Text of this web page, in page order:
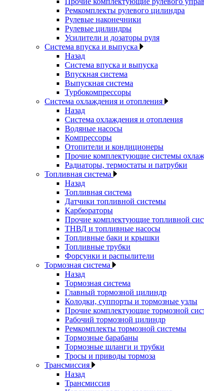
Ремкомплекты рулевого цилиндра
Рулевые наконечники
Рулевые цилиндры
Усилители и дозаторы руля
Система впуска и выпуска
Назад
Система впуска и выпуска
Впускная система
Выпускная система
Турбокомпрессоры
Система охлаждения и отопления
Назад
Система охлаждения и отопления
Водяные насосы
Компрессоры
Отопители и кондиционеры
Прочие комплектующие системы
Радиаторы, термостаты и патрубки
Топливная система
Назад
Топливная система
Датчики топливной системы
Карбюраторы
Прочие комплектующие топливной
ТНВД и топливные насосы
Топливные баки и крышки
Топливные трубки
Форсунки и распылители
Тормозная система
Назад
Тормозная система
Главный тормозной цилиндр
Колодки, суппорты и тормозные узлы
Прочие комплектующие тормозной
Рабочий тормозной цилиндр
Ремкомплекты тормозной системы
Тормозные барабаны
Тормозные шланги и трубки
Тросы и приводы тормоза
Трансмиссия
Назад
Трансмиссия